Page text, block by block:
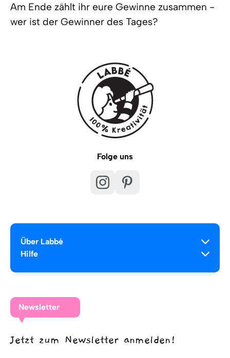
Am Ende zählt ihr eure Gewinne zusammen -
wer ist der Gewinner des Tages?
Folge uns
Über Labbé
Hilfe
Newsletter
Jetzt zum Newsletter anmelden!